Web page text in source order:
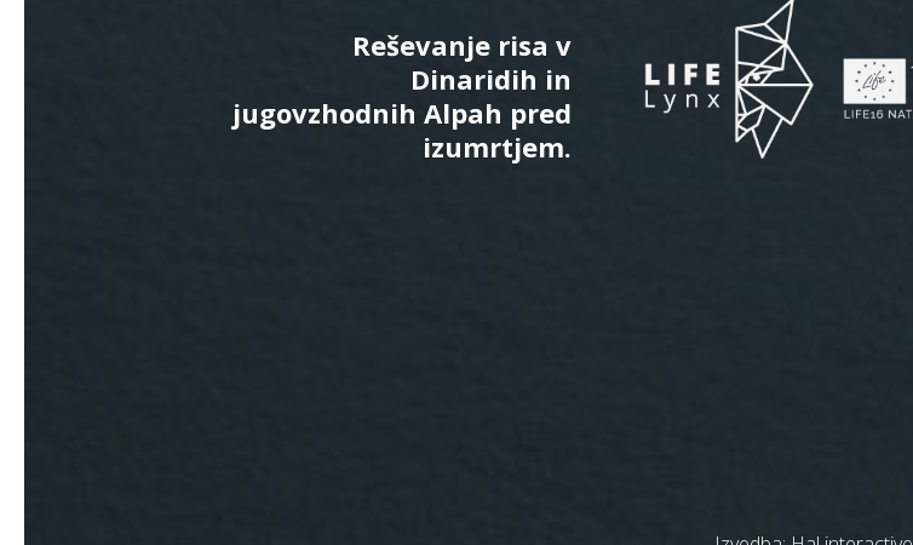
Reševanje risa v
Dinaridih in
jugovzhodnih Alpah pred
izumrtjem.